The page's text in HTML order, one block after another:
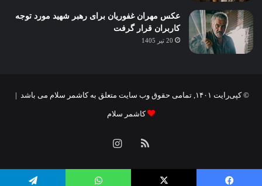
عکس مهران غفوریان برای رهبر شهید مورد توجه
کاربران قرار گرفت
20 تیر 1405
© کپی‌رایت ۱۴۰۱, تمامی حقوق وب سایت متعلق به کاشمر سلام می باشد |
کاشمر سلام
خوراکاینستاگرام